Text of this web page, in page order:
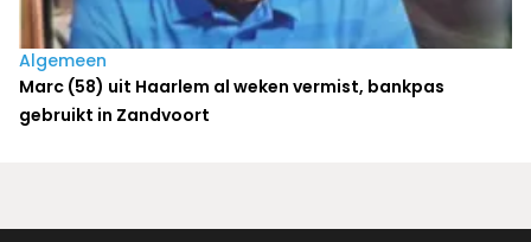
Algemeen
Marc (58) uit Haarlem al weken vermist, bankpas
gebruikt in Zandvoort